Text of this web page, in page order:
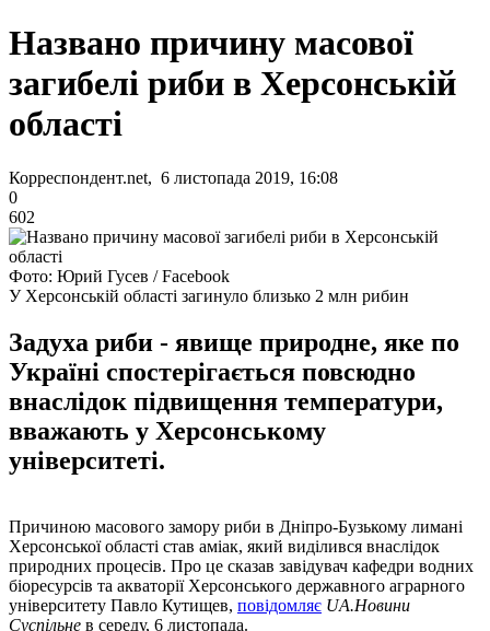
Названо причину масової
загибелі риби в Херсонській
області
Корреспондент.net, 6 листопада 2019, 16:08
0
602
Фото: Юрий Гусев / Facebook
У Херсонській області загинуло близько 2 млн рибин
Задуха риби - явище природне, яке по
Україні спостерігається повсюдно
внаслідок підвищення температури,
вважають у Херсонському
університеті.
Причиною масового замору риби в Дніпро-Бузькому лимані
Херсонської області став аміак, який виділився внаслідок
природних процесів. Про це сказав завідувач кафедри водних
біоресурсів та акваторії Херсонського державного аграрного
університету Павло Кутищев, повідомляє UA.Новини
Суспільне в середу, 6 листопада.